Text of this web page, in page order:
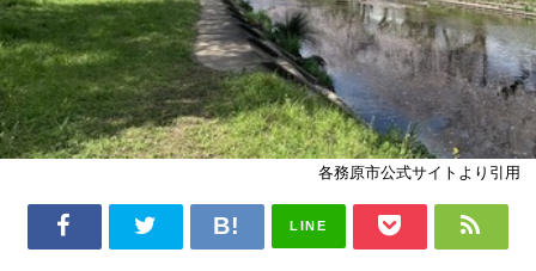
各務原市公式サイトより引用
LINE